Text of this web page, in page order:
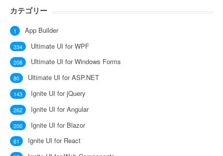
カテゴリー
App Builder
1
Ultimate UI for WPF
334
Ultimate UI for Windows Forms
208
Ultimate UI for ASP.NET
80
Ignite UI for jQuery
143
Ignite UI for Angular
262
Ignite UI for Blazor
200
Ignite UI for React
61